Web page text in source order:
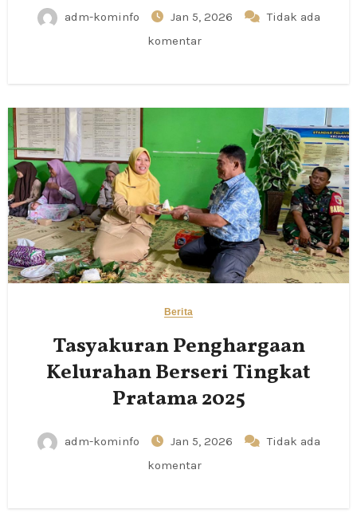
adm-kominfo Jan 5, 2026
Tidak ada
komentar
Berita
Tasyakuran Penghargaan
Kelurahan Berseri Tingkat
Pratama 2025
adm-kominfo Jan 5, 2026
Tidak ada
komentar